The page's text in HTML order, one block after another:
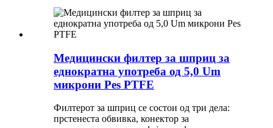
Медицински филтер за шприц за
еднократна употреба од 5,0 Um
микрони Pes PTFE
Филтерот за шприц се состои од три дела:
прстенеста обвивка, конектор за